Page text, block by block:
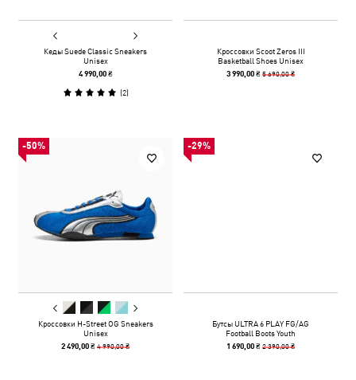
Кеды Suede Classic Sneakers
Unisex
4 990,00 ₴
(2)
Кроссовки Scoot Zeros III
Basketball Shoes Unisex
3 990,00 ₴5 690,00 ₴
-50%
Кроссовки H-Street OG Sneakers
Unisex
2 490,00 ₴4 990,00 ₴
-29%
Бутсы ULTRA 6 PLAY FG/AG
Football Boots Youth
1 690,00 ₴2 390,00 ₴